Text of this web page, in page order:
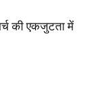
की एकजुटता में